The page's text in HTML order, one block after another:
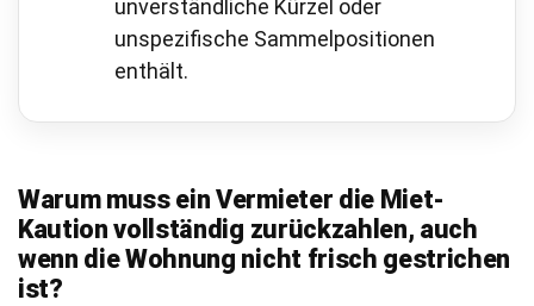
unverständliche Kürzel oder
unspezifische Sammelpositionen
enthält.
Warum muss ein Vermieter die Miet-
Kaution vollständig zurückzahlen, auch
wenn die Wohnung nicht frisch gestrichen
ist?